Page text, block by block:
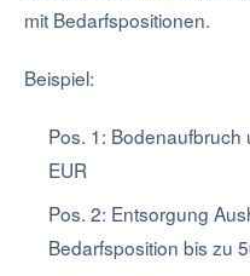
mit Bedarfspositionen.
Beispiel:
Pos. 1:
EUR
Pos. 2: Entsorgung
Bedarfsposition bis zu